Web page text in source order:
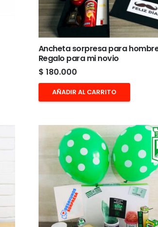
Ancheta sorpresa para
Regalo para mi novio
$ 180.000
AÑADIR AL CARRITO